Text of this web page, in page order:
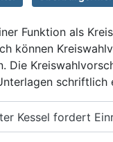
Funktion als
können
Die
schriftlich
Kessel fordert